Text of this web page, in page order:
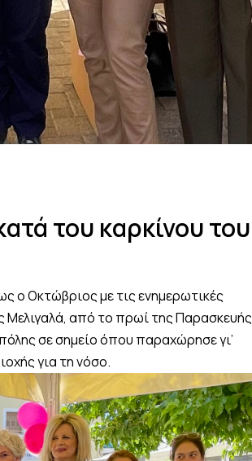
του καρκίνου του
ο Οκτώβριος με τις ενημερωτικές
Μελιγαλά, από το πρωί της Παρασκευής
σε σημείο όπου παραχώρησε γι’
για τη νόσο.